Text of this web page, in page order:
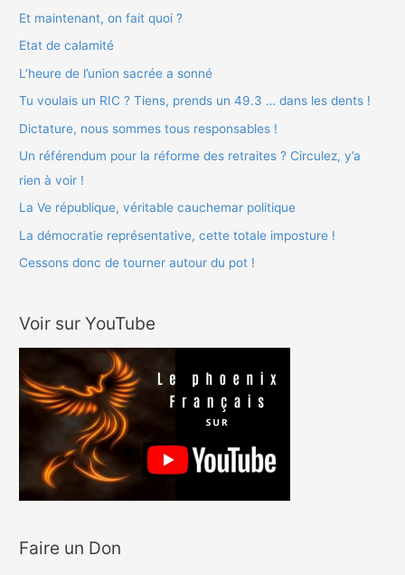
r
c
:
Et maintenant, on fait quoi ?
Etat de calamité
L’heure de l’union sacrée a sonné
Tu voulais un RIC ? Tiens, prends un 49.3 … dans les dents !
Dictature, nous sommes tous responsables !
Un référendum pour la réforme des retraites ? Circulez, y’a
rien à voir !
La Ve république, véritable cauchemar politique
La démocratie représentative, cette totale imposture !
Cessons donc de tourner autour du pot !
Voir sur YouTube
Faire un Don